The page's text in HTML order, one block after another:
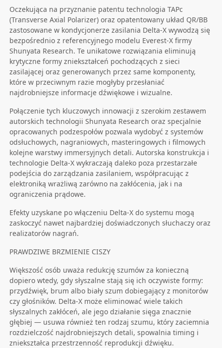
Oczekująca na przyznanie patentu technologia TAPc
(Transverse Axial Polarizer) oraz opatentowany układ QR/BB
zastosowane w kondycjonerze zasilania Delta-X wywodzą się
bezpośrednio z referencyjnego modelu Everest-X firmy
Shunyata Research. Te unikatowe rozwiązania eliminują
krytyczne formy zniekształceń pochodzących z sieci
zasilającej oraz generowanych przez same komponenty,
które w przeciwnym razie mogłyby przesłaniać
najdrobniejsze informacje dźwiękowe i wizualne.
Połączenie tych kluczowych innowacji z szerokim zestawem
autorskich technologii Shunyata Research oraz specjalnie
opracowanych podzespołów pozwala wydobyć z systemów
odsłuchowych, nagraniowych, masteringowych i filmowych
kolejne warstwy immersyjnych detali. Autorska konstrukcja i
technologie Delta-X wykraczają daleko poza przestarzałe
podejścia do zarządzania zasilaniem, współpracując z
elektroniką wrażliwą zarówno na zakłócenia, jak i na
ograniczenia prądowe.
Efekty uzyskane po włączeniu Delta-X do systemu mogą
zaskoczyć nawet najbardziej doświadczonych słuchaczy oraz
realizatorów nagrań.
PRAWDZIWE BRZMIENIE CISZY
Większość osób uważa redukcję szumów za konieczną
dopiero wtedy, gdy słyszalne stają się ich oczywiste formy:
przydźwięk, brum albo biały szum dobiegający z monitorów
czy głośników. Delta-X może eliminować wiele takich
słyszalnych zakłóceń, ale jego działanie sięga znacznie
głębiej — usuwa również ten rodzaj szumu, który zaciemnia
rozdzielczość najdrobniejszych detali, spowalnia timing i
zniekształca przestrzenność reprodukcji dźwięku.